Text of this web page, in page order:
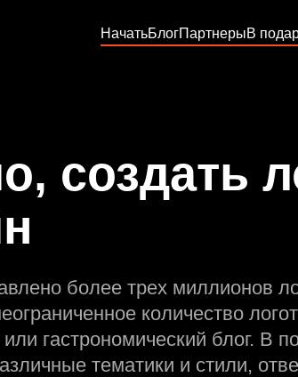
НачатьБлогПартнерыВ
создать
более трех миллионов
количество
гастрономический блог. В
тематики и стили,